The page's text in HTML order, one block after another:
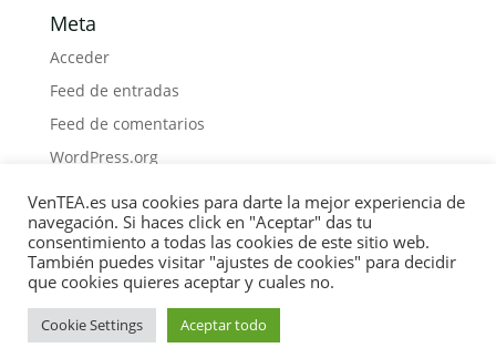
Meta
Acceder
Feed de entradas
Feed de comentarios
WordPress.org
Política de Cookies Privacidad
Boletín
Medios
Contacto Materiales
VenTEA.es usa cookies para darte la mejor experiencia de
navegación. Si haces click en "Aceptar" das tu
consentimiento a todas las cookies de este sitio web.
También puedes visitar "ajustes de cookies" para decidir
que cookies quieres aceptar y cuales no.
Cookie Settings Aceptar todo